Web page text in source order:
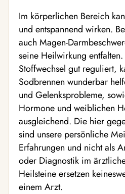
Im körperlichen Bereich
und entspannend wirken.
auch Magen-
seine Heilwirkung
Stoffwechsel gut reguliert,
Sodbrennen wunderbar
und Gelenksprobleme,
Hormone und weiblichen
ausgleichend. Die hier
sind unsere persönliche
Erfahrungen und nicht als
oder Diagnostik im
Heilsteine ersetzen
einem Arzt.